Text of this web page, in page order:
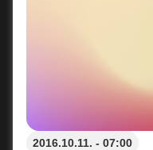
2016.10.11. - 07:00